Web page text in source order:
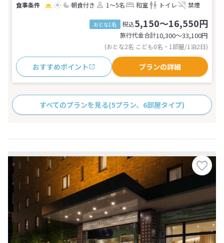
朝食付き 1～5名 和室 トイレ 禁煙
おとな1名 税込5,150～16,550円
旅行代金合計10,300〜33,100円
(おとな2名 こども0名・1部屋/1泊2日)
おすすめポイント プランの詳細
すべてのプランを見る(5プラン、6部屋タイプ)